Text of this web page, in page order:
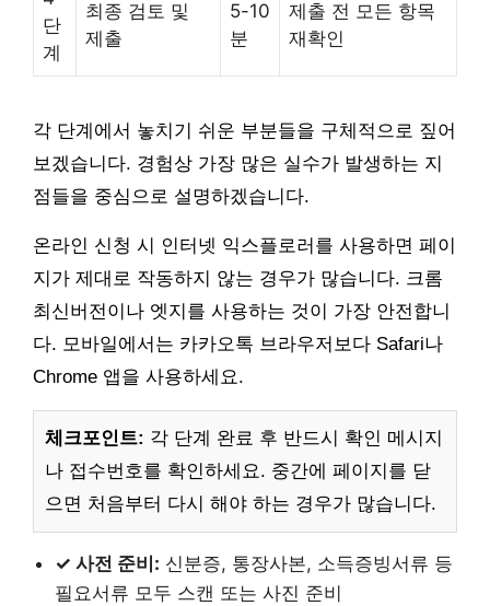
단
계
최종 검토 및
제출
5-10
분
제출 전 모든 항목
재확인
각 단계에서 놓치기 쉬운 부분들을 구체적으로 짚어
보겠습니다. 경험상 가장 많은 실수가 발생하는 지
점들을 중심으로 설명하겠습니다.
온라인 신청 시 인터넷 익스플로러를 사용하면 페이
지가 제대로 작동하지 않는 경우가 많습니다. 크롬
최신버전이나 엣지를 사용하는 것이 가장 안전합니
다. 모바일에서는 카카오톡 브라우저보다 Safari나
Chrome 앱을 사용하세요.
체크포인트: 각 단계 완료 후 반드시 확인 메시지
나 접수번호를 확인하세요. 중간에 페이지를 닫
으면 처음부터 다시 해야 하는 경우가 많습니다.
✓ 사전 준비: 신분증, 통장사본, 소득증빙서류 등
필요서류 모두 스캔 또는 사진 준비